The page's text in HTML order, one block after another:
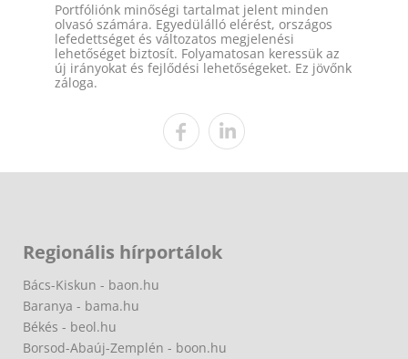
Portfóliónk minőségi tartalmat jelent minden
olvasó számára. Egyedülálló elérést, országos
lefedettséget és változatos megjelenési
lehetőséget biztosít. Folyamatosan keressük az
új irányokat és fejlődési lehetőségeket. Ez jövőnk
záloga.
Regionális hírportálok
Bács-Kiskun - baon.hu
Baranya - bama.hu
Békés - beol.hu
Borsod-Abaúj-Zemplén - boon.hu